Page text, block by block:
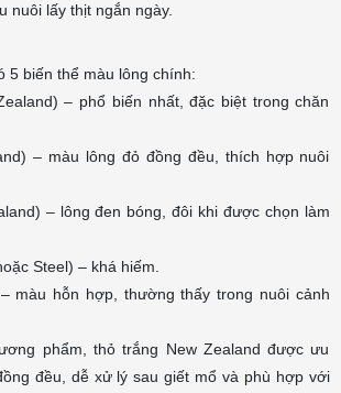
nuôi lấy thịt ngắn ngày.
5 biến thể màu lông chính:
– phổ biến nhất, đặc biệt trong chăn
– màu lông đỏ đồng đều, thích hợp nuôi
– lông đen bóng, đôi khi được chọn làm
Steel) – khá hiếm.
màu hỗn hợp, thường thấy trong nuôi cảnh
phẩm, thỏ trắng New Zealand được ưu
đều, dễ xử lý sau giết mổ và phù hợp với